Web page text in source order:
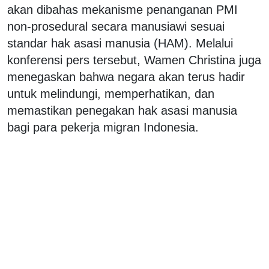
akan dibahas mekanisme penanganan PMI
non-prosedural secara manusiawi sesuai
standar hak asasi manusia (HAM). Melalui
konferensi pers tersebut, Wamen Christina juga
menegaskan bahwa negara akan terus hadir
untuk melindungi, memperhatikan, dan
memastikan penegakan hak asasi manusia
bagi para pekerja migran Indonesia.